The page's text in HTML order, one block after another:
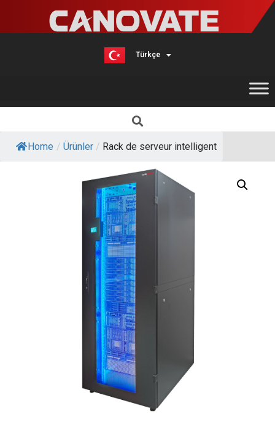
Türkçe
English
Home / Ürünler / Rack de serveur intelligent